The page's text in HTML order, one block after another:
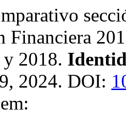
Financiera
2018.
2024. DOI: